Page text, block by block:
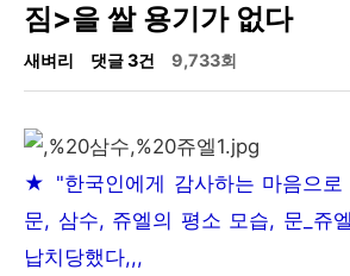
짐>을 쌀 용기가 없다
새벼리 댓글 3건 9,733회
★ "한국인에게 감사하는 마음으로
문, 삼수, 쥬엘의 평소 모습, 문_쥬
납치당했다,,,